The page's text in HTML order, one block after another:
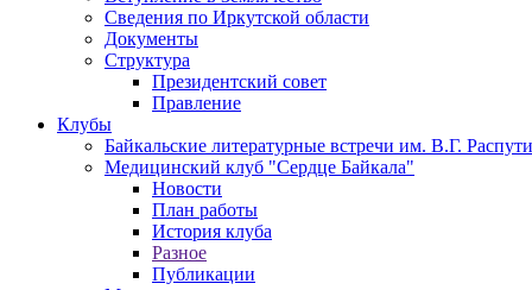
Сведения по Иркутской области
Документы
Структура
Президентский совет
Правление
Клубы
Байкальские литературные встречи им. В.Г.
Медицинский клуб "Сердце Байкала"
Новости
План работы
История клуба
Разное
Публикации